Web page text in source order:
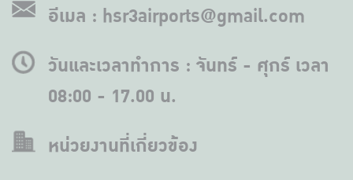
อีเมล : hsr3airports@gmail.com
วันและเวลาทำการ : จันทร์ - ศุกร์ เวลา
08:00 - 17.00 น.
หน่วยงานที่เกี่ยวข้อง